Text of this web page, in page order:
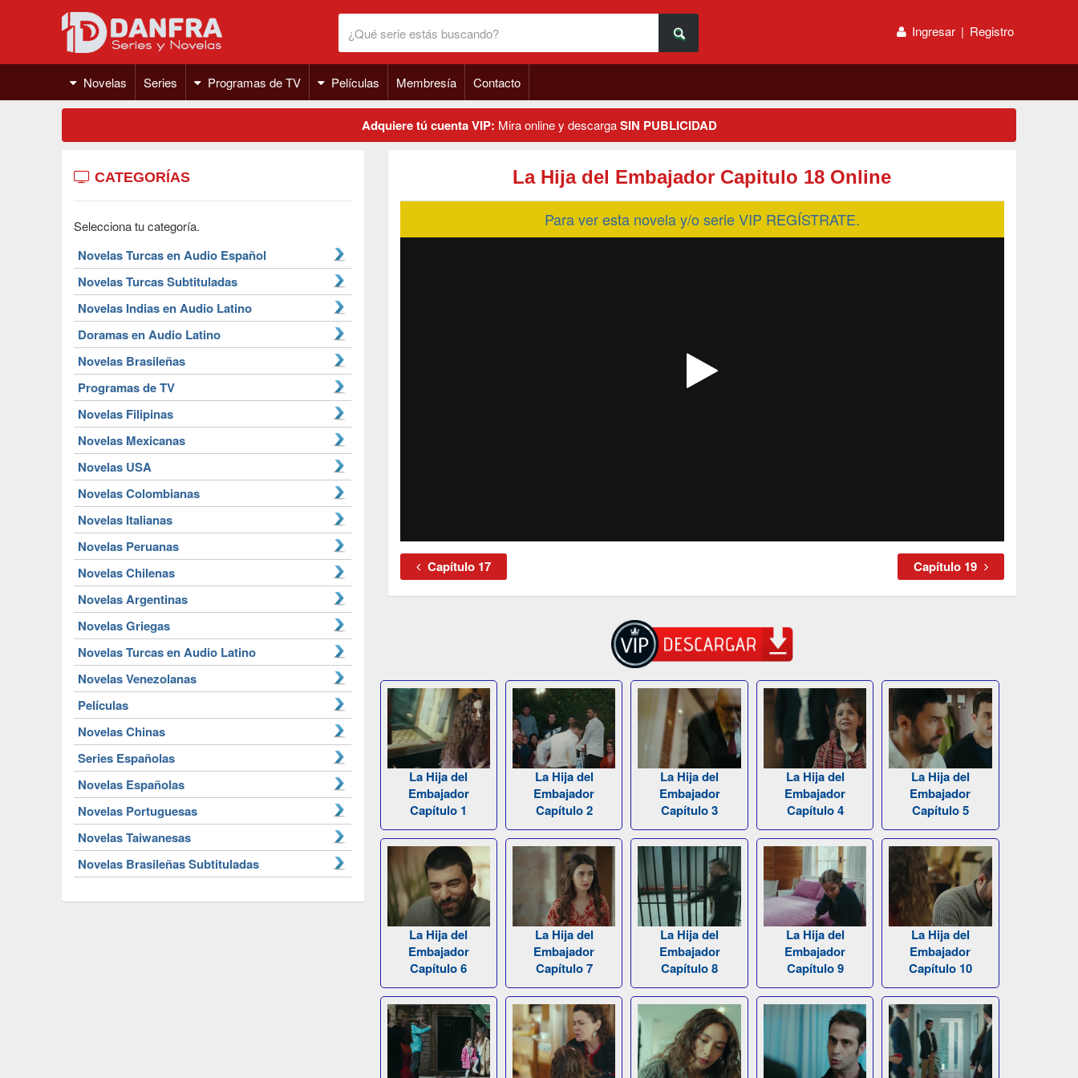
Ingresar | Registro
Novelas Series Programas de TV Películas Membresía Contacto
Adquiere tú cuenta VIP: Mira online y descargaSIN PUBLICIDAD
CATEGORÍAS
Selecciona tu categoría.
Novelas Turcas en Audio Español
Novelas Turcas Subtituladas
Novelas Indias en Audio Latino
Doramas en Audio Latino
Novelas Brasileñas
Programas de TV
Novelas Filipinas
Novelas Mexicanas
Novelas USA
Novelas Colombianas
Novelas Italianas
Novelas Peruanas
Novelas Chilenas
Novelas Argentinas
Novelas Griegas
Novelas Turcas en Audio Latino
Novelas Venezolanas
Películas
Novelas Chinas
Series Españolas
Novelas Españolas
Novelas Portuguesas
Novelas Taiwanesas
Novelas Brasileñas Subtituladas
La Hija del Embajador Capitulo 18 Online
Para ver esta novela y/o serie VIP REGÍSTRATE.
Capítulo 17 Capítulo 19
La Hija del
Embajador
Capítulo 1
La Hija del
Embajador
Capítulo 2
La Hija del
Embajador
Capítulo 3
La Hija del
Embajador
Capítulo 4
La Hija del
Embajador
Capítulo 5
La Hija del
Embajador
Capítulo 6
La Hija del
Embajador
Capítulo 7
La Hija del
Embajador
Capítulo 8
La Hija del
Embajador
Capítulo 9
La Hija del
Embajador
Capítulo 10